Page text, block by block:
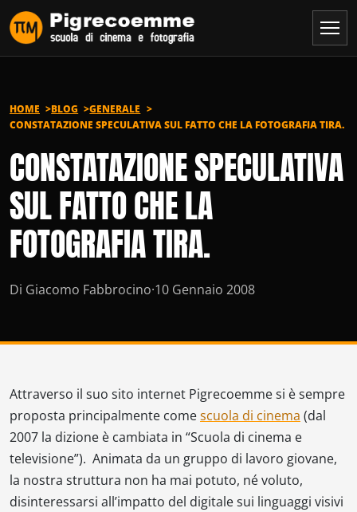
Vai al contenuto
HOME BLOG
GENERALE
CONSTATAZIONE SPECULATIVA SUL FATTO CHE LA FOTOGRAFIA TIRA.
CONSTATAZIONE SPECULATIVA
SUL FATTO CHE LA
FOTOGRAFIA TIRA.
Di Giacomo Fabbrocino·10 Gennaio 2008
Attraverso il suo sito internet Pigrecoemme si è sempre
proposta principalmente comescuola di cinema (dal
2007 la dizione è cambiata in “Scuola di cinema e
televisione”). Animata da un gruppo di lavoro giovane,
la nostra struttura non ha mai potuto, né voluto,
disinteressarsi all’impatto del digitale sui linguaggi visivi